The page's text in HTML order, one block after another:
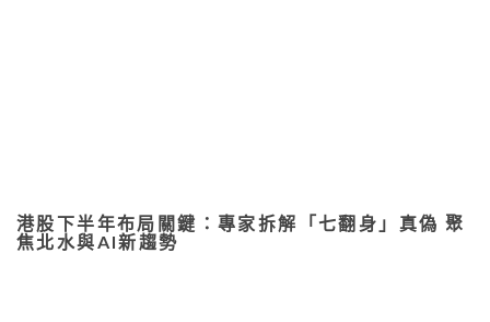
港股下半年布局關鍵：專家拆解「七翻身」真偽 聚
焦北水與AI新趨勢